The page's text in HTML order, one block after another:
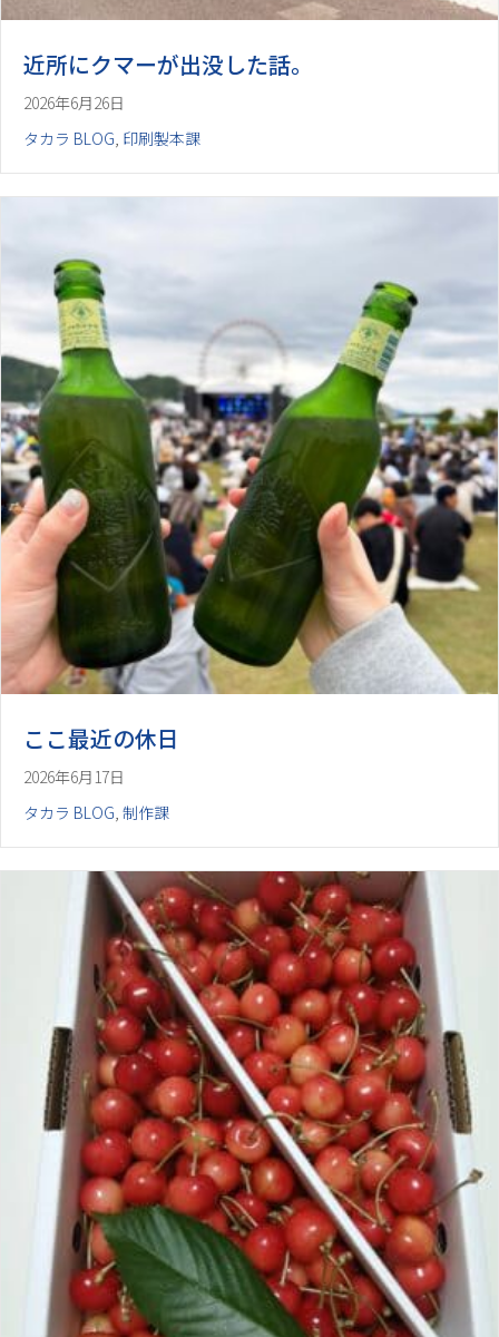
近所にクマーが出没した話。
2026年6月26日
タカラ BLOG, 印刷製本課
ここ最近の休日
2026年6月17日
タカラ BLOG, 制作課